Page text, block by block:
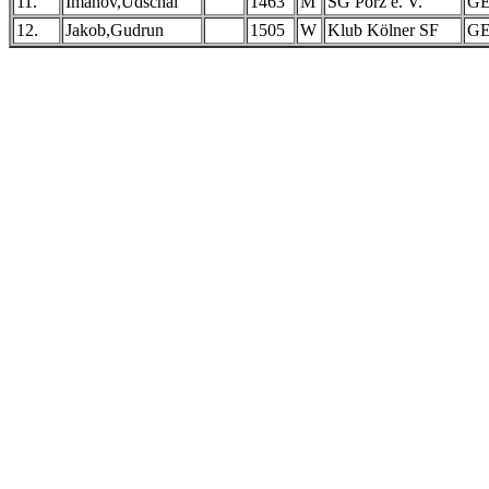
12.
Jakob,Gudrun 1505 W Klub Kölner SF